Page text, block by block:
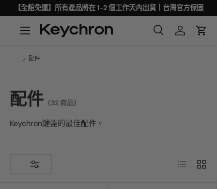
【全館免運】所有產品將在 1-2 個工作天內出貨｜台灣官方保固
配件
配件 (32 商品)
Keychron鍵盤的最佳配件。